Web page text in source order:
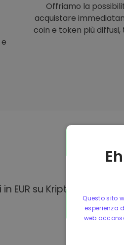
Offriamo la
acquistare
coin e token più diffusi,
in EUR su Kriptomat,
Questo sito
esperienza
web